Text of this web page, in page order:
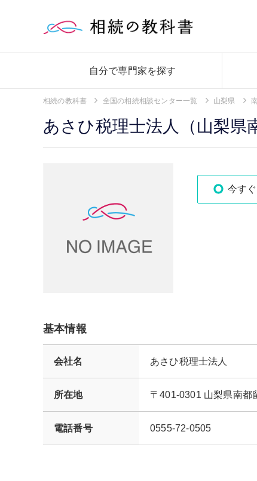
自分で専門家を探す
相続の教科書 全国の相続相談センター一覧 山梨県
あさひ税理士法人（山梨県
今す
基本情報
会社名 あさひ税理士法人
所在地 〒401-0301 山梨県南都
電話番号 0555-72-0505